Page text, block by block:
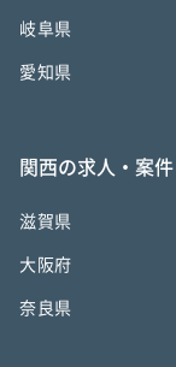
岐阜県
愛知県
関西の求人・案件
滋賀県
大阪府
奈良県